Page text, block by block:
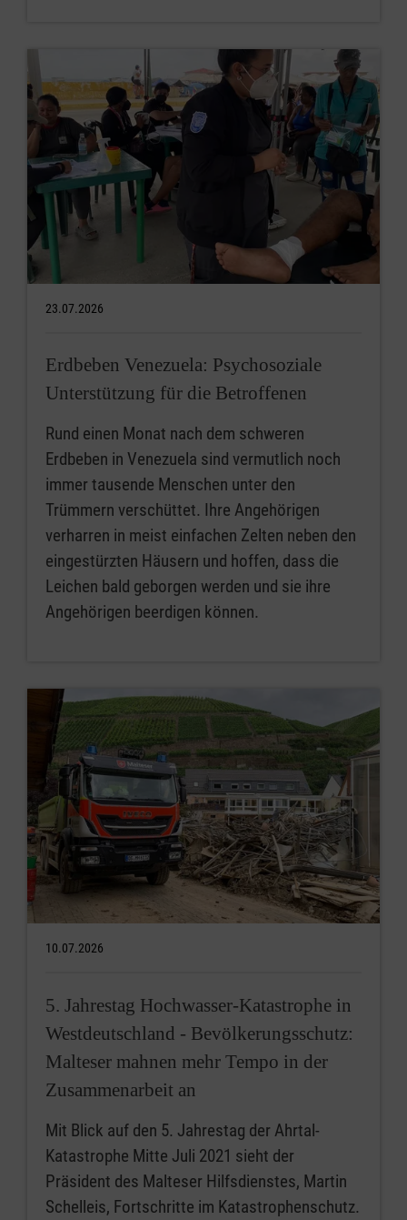
23.07.2026
Erdbeben Venezuela: Psychosoziale
Unterstützung für die Betroffenen
Rund einen Monat nach dem schweren
Erdbeben in Venezuela sind vermutlich noch
immer tausende Menschen unter den
Trümmern verschüttet. Ihre Angehörigen
verharren in meist einfachen Zelten neben den
eingestürzten Häusern und hoffen, dass die
Leichen bald geborgen werden und sie ihre
Angehörigen beerdigen können.
10.07.2026
5. Jahrestag Hochwasser-Katastrophe in
Westdeutschland - Bevölkerungsschutz:
Malteser mahnen mehr Tempo in der
Zusammenarbeit an
Mit Blick auf den 5. Jahrestag der Ahrtal-
Katastrophe Mitte Juli 2021 sieht der
Präsident des Malteser Hilfsdienstes, Martin
Schelleis, Fortschritte im Katastrophenschutz.